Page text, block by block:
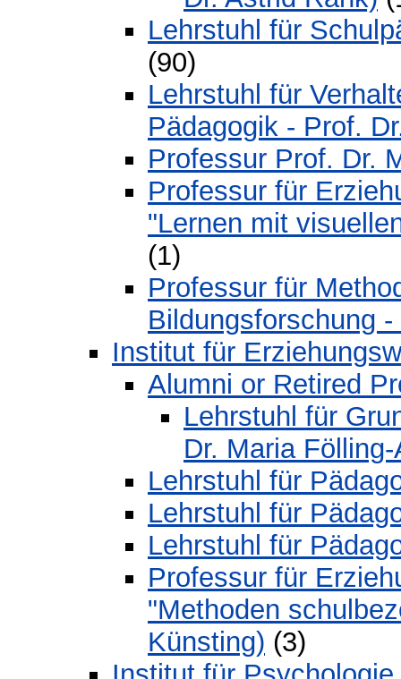
Lehrstuhl für
(90)
Lehrstuhl für
Pädagogik - Prof.
Professur Prof. Dr.
Professur für
"Lernen mit
(1)
Professur für
Bildungsforschung
Institut für
Alumni or Retired
Lehrstuhl für
Dr. Maria
Lehrstuhl für
Lehrstuhl für
Lehrstuhl für
Professur für
"Methoden
Künsting) (3)